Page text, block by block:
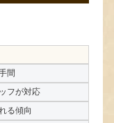
間
フが対応
る傾向